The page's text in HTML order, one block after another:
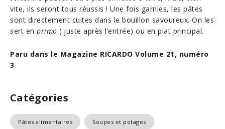
vite, ils seront tous réussis ! Une fois garnies, les pâtes
sont directement cuites dans le bouillon savoureux. On les
sert en primo ( juste après l’entrée) ou en plat principal.
Paru dans le Magazine RICARDO Volume 21, numéro
3
Catégories
Pâtes alimentaires Soupes et potages